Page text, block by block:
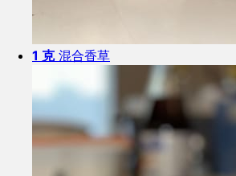
1 克混合香草